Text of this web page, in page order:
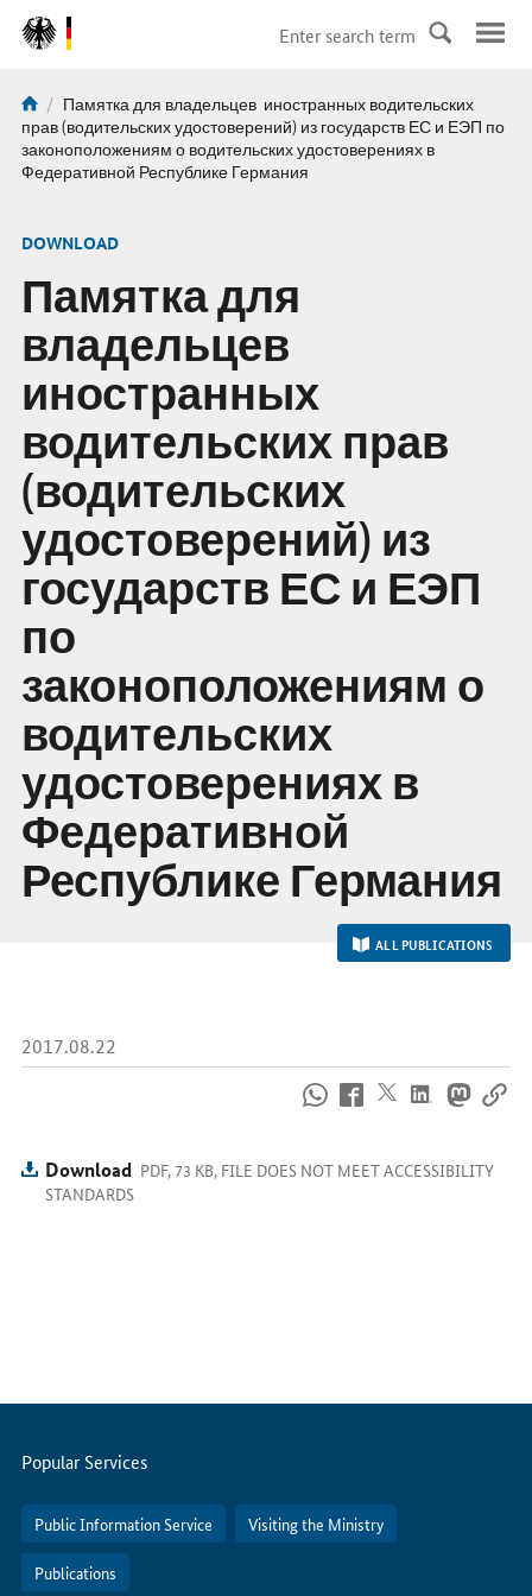
DirektZu:
Navigation
You
are
here:
current
page:
Памятка для владельцев иностранных водительских
прав (водительских удостоверений) из государств ЕС и ЕЭП по
законоположениям о водительских удостоверениях в
Федеративной Республике Германия
DOWNLOAD
Памяткадля
владельцев
иностранных
водительских прав
(водительских
удостоверений) из
государств ЕС и ЕЭП
по
законоположениям о
водительских
удостоверениях в
Федеративной
Республике Германия
ALL PUBLICATIONS
2017.08.22
us
online
Download PDF, 73 KB, FILE DOES NOT MEET ACCESSIBILITY
STANDARDS
Servicemenu
Popular Services
Public Information Service Visiting the Ministry
Publications